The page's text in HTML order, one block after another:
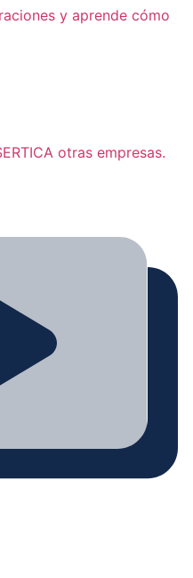
y aprende cómo
otras empresas.